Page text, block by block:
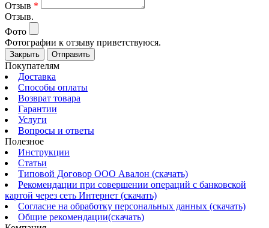
Отзыв *
Отзыв.
Фото
Фотографии к отзыву приветствуюся.
Закрыть Отправить
Покупателям
Доставка
Способы оплаты
Возврат товара
Гарантии
Услуги
Вопросы и ответы
Полезное
Инструкции
Статьи
Типовой Договор ООО Авалон (скачать)
Рекомендации при совершении операций с банковской
картой через сеть Интернет (скачать)
Согласие на обработку персональных данных (скачать)
Общие рекомендации(скачать)